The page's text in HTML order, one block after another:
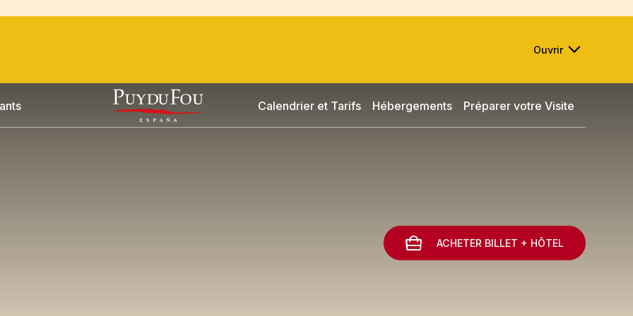
Ouvrir
Calendrier et Tarifs Hébergements Préparer votre Visite
ACHETER BILLET + HÔTEL